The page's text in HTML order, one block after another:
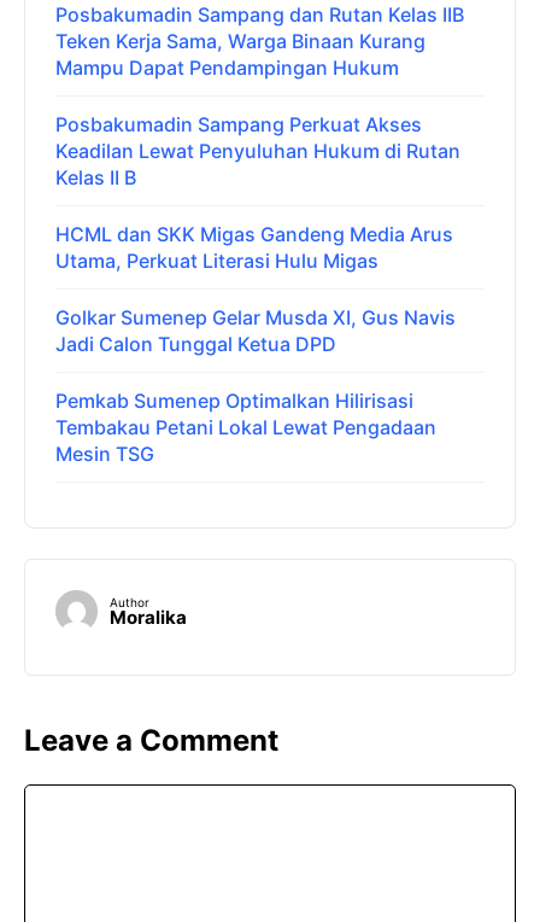
Posbakumadin Sampang dan Rutan Kelas IIB
Teken Kerja Sama, Warga Binaan Kurang
Mampu Dapat Pendampingan Hukum
Posbakumadin Sampang Perkuat Akses
Keadilan Lewat Penyuluhan Hukum di Rutan
Kelas II B
HCML dan SKK Migas Gandeng Media Arus
Utama, Perkuat Literasi Hulu Migas
Golkar Sumenep Gelar Musda XI, Gus Navis
Jadi Calon Tunggal Ketua DPD
Pemkab Sumenep Optimalkan Hilirisasi
Tembakau Petani Lokal Lewat Pengadaan
Mesin TSG
Author
Moralika
Leave a Comment